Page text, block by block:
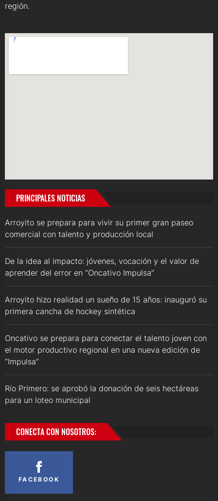
región.
PRINCIPALES NOTICIAS
Arroyito se prepara para vivir su primer gran paseo
comercial con talento y producción local
De la idea al impacto: jóvenes, vocación y el valor de
aprender del error en “Oncativo Impulsa”
Arroyito hizo realidad un sueño de 15 años: inauguró su
primera cancha de hockey sintética
Oncativo se prepara para conectar el talento joven con
el motor productivo regional en una nueva edición de
“Impulsa”
Río Primero: se aprobó la donación de seis hectáreas
para un loteo municipal
CONECTA CON NOSOTROS:
FACEBOOK